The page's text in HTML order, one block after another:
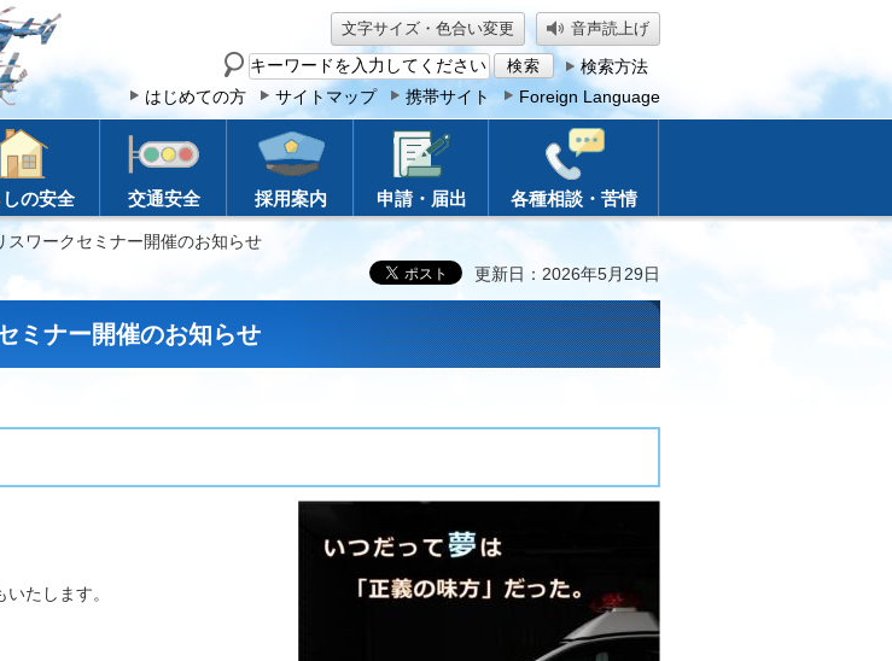
文字サイズ・色合い変更 音声読上げ
サ
イ
ト
検索方法
はじめての方
サイトマップ 携帯サイト Foreign Language
の安全 交通安全 採用案内 申請・届出 各種相談・苦情
ワークセミナー開催のお知らせ
更新日：2026年5月29日
ミナー開催のお知らせ
たします。